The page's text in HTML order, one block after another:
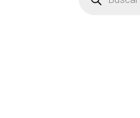
productos